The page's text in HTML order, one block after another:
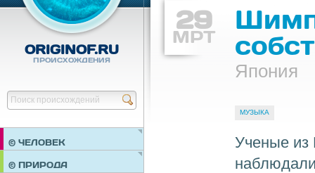
ORIGINOF.RU
ПРОИСХОЖДЕНИЯ
© ЧЕЛОВЕК
ПРАЗДНИКИ
© ПРИРОДА
29
МРТ
Япония
МУЗЫКА
Ученые из